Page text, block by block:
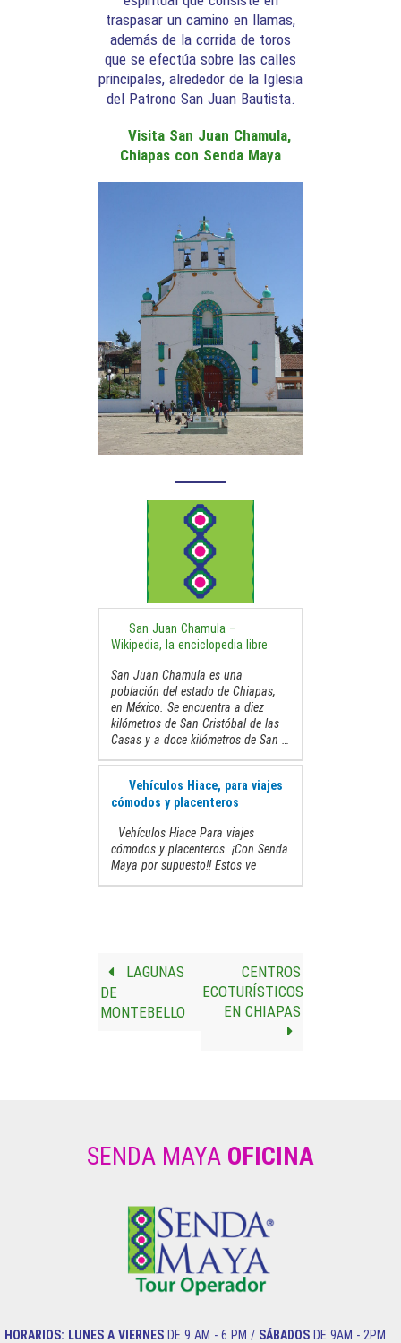
traspasar un camino en llamas,
además de la corrida de toros
que se efectúa sobre las calles
principales, alrededor de la Iglesia
del Patrono San Juan Bautista.
Visita San Juan Chamula,
Chiapas con Senda Maya
San Juan Chamula –
Wikipedia, la enciclopedia libre
San Juan Chamula es una
población del estado de Chiapas,
en México. Se encuentra a diez
kilómetros de San Cristóbal de las
Casas y a doce kilómetros de San …
Vehículos Hiace, para viajes
cómodos y placenteros
Vehículos Hiace Para viajes
cómodos y placenteros. ¡Con Senda
Maya por supuesto!! Estos ve
LAGUNAS
DE
MONTEBELLO
CENTROS
ECOTURÍSTICOS
EN CHIAPAS
SENDA MAYA OFICINA
HORARIOS: LUNES A VIERNES DE 9 AM - 6 PM / SÁBADOS DE 9AM - 2PM